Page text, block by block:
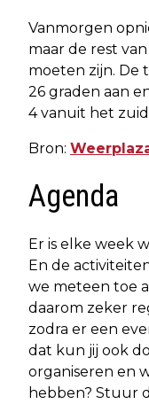
Vanmorgen
maar de rest
moeten zijn. De
26 graden aan
4 vanuit het
Bron:
Agenda
Er is elke week
En de
we meteen toe
daarom zeker
zodra er een
dat kun jij ook
organiseren en
hebben? Stuur